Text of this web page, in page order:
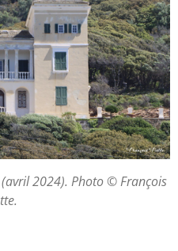
2024). Photo © François